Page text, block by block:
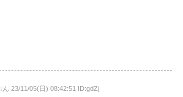
ん 23/11/05(日) 08:42:51 ID:gdZj